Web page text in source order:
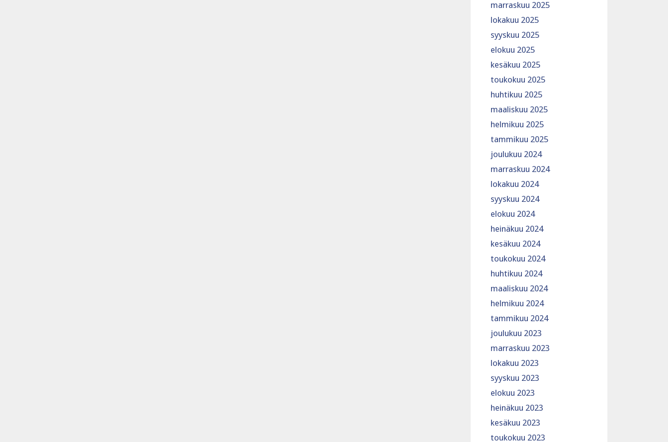
marraskuu 2025
lokakuu 2025
syyskuu 2025
elokuu 2025
kesäkuu 2025
toukokuu 2025
huhtikuu 2025
maaliskuu 2025
helmikuu 2025
tammikuu 2025
joulukuu 2024
marraskuu 2024
lokakuu 2024
syyskuu 2024
elokuu 2024
heinäkuu 2024
kesäkuu 2024
toukokuu 2024
huhtikuu 2024
maaliskuu 2024
helmikuu 2024
tammikuu 2024
joulukuu 2023
marraskuu 2023
lokakuu 2023
syyskuu 2023
elokuu 2023
heinäkuu 2023
kesäkuu 2023
toukokuu 2023